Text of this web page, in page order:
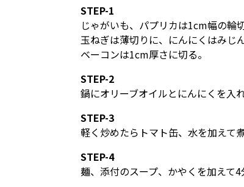
STEP-1
じゃがいも、パプリカは1cm幅の輪
玉ねぎは薄切りに、にんにくはみじ
ベーコンは1cm厚さに切る。
STEP-2
鍋にオリーブオイルとにんにくを入
STEP-3
軽く炒めたらトマト缶、水を加えて
STEP-4
麺、添付のスープ、かやくを加えて4